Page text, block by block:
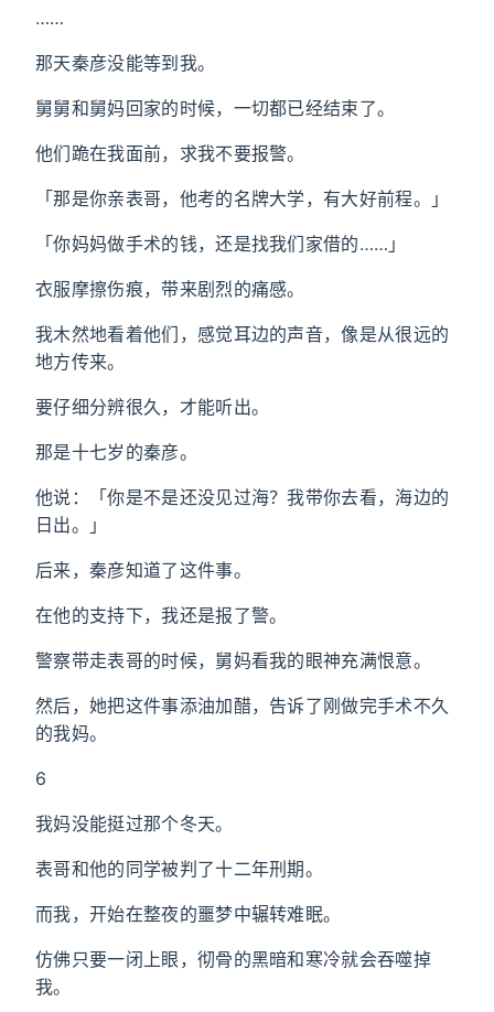
……
那天秦彦没能等到我。
舅舅和舅妈回家的时候，一切都已经结束了。
他们跪在我面前，求我不要报警。
「那是你亲表哥，他考的名牌大学，有大好前程。」
「你妈妈做手术的钱，还是找我们家借的……」
衣服摩擦伤痕，带来剧烈的痛感。
我木然地看着他们，感觉耳边的声音，像是从很远的
地方传来。
要仔细分辨很久，才能听出。
那是十七岁的秦彦。
他说：「你是不是还没见过海？我带你去看，海边的
日出。」
后来，秦彦知道了这件事。
在他的支持下，我还是报了警。
警察带走表哥的时候，舅妈看我的眼神充满恨意。
然后，她把这件事添油加醋，告诉了刚做完手术不久
的我妈。
6
我妈没能挺过那个冬天。
表哥和他的同学被判了十二年刑期。
而我，开始在整夜的噩梦中辗转难眠。
仿佛只要一闭上眼，彻骨的黑暗和寒冷就会吞噬掉
我。